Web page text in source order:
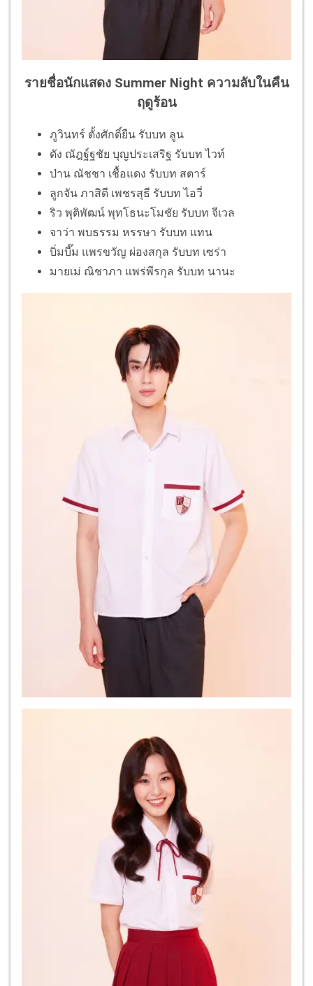
รายชื่อนักแสดง Summer Night ความลับในคืน
ฤดูร้อน
ภูวินทร์ ตั้งศักดิ์ยืน รับบท ลูน
ดัง ณัฎฐ์ฐชัย บุญประเสริฐ รับบท ไวท์
ป่าน ณัชชา เชื้อแดง รับบท สตาร์
ลูกจัน ภาสิดี เพชรสุธี รับบท ไอวี่
ริว พุติพัฒน์ พุทโธนะโมชัย รับบท จีเวล
จาว่า พบธรรม หรรษา รับบท แทน
บิ่มบี๊ม แพรขวัญ ผ่องสกุล รับบท เซร่า
มายเม่ ณิชาภา แพร่พีรกุล รับบท นานะ